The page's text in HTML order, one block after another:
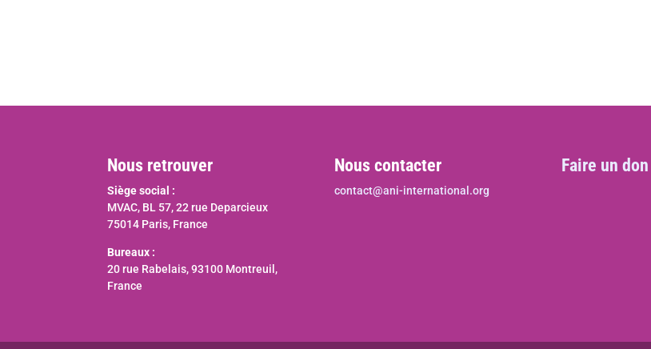
Nous retrouver
Siège social :
MVAC, BL 57, 22 rue Deparcieux
75014 Paris, France
Bureaux :
20 rue Rabelais, 93100 Montreuil,
France
Nous contacter
contact@ani-international.org
Faire un don